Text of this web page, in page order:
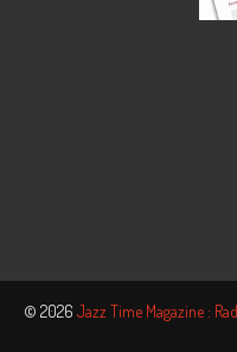
© 2026 Jazz Time Magazine :